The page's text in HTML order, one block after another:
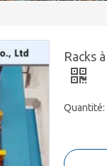
Racks
Quantité: